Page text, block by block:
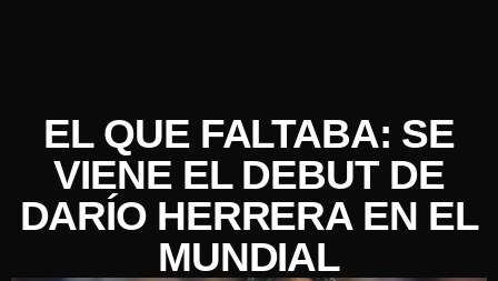
EL QUE FALTABA: SE
VIENE EL DEBUT DE
DARÍO HERRERA EN EL
MUNDIAL